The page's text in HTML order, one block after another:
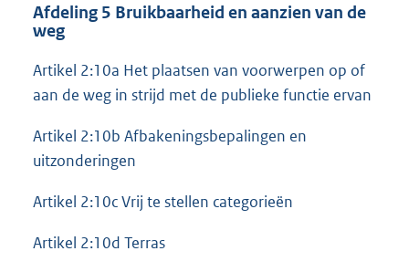
Afdeling 5 Bruikbaarheid en aanzien van de
weg
Artikel 2:10a Het plaatsen van voorwerpen op of
aan de weg in strijd met de publieke functie ervan
Artikel 2:10b Afbakeningsbepalingen en
uitzonderingen
Artikel 2:10c Vrij te stellen categorieën
Artikel 2:10d Terras